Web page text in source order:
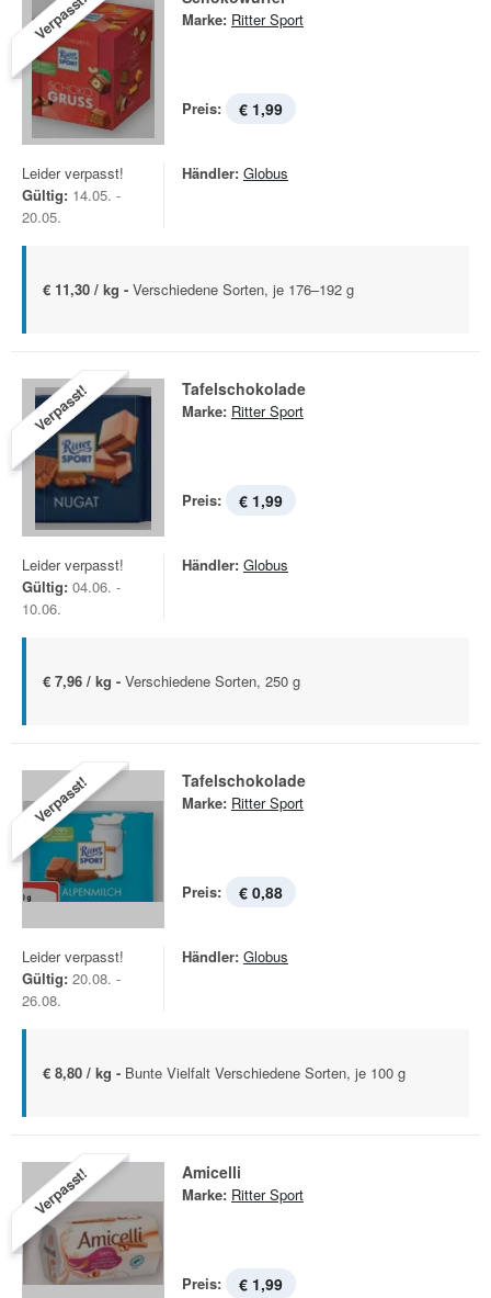
Verpasst! Marke: Ritter Sport
Preis: € 1,99
Leider verpasst!
Gültig: 14.05. -
20.05.
Händler: Globus
€ 11,30 / kg - Verschiedene Sorten, je 176–192 g
Verpasst! Tafelschokolade
Marke: Ritter Sport
Preis: € 1,99
Leider verpasst!
Gültig: 04.06. -
10.06.
Händler: Globus
€ 7,96 / kg - Verschiedene Sorten, 250 g
Verpasst! Tafelschokolade
Marke: Ritter Sport
Preis: € 0,88
Leider verpasst!
Gültig: 20.08. -
26.08.
Händler: Globus
€ 8,80 / kg - Bunte Vielfalt Verschiedene Sorten, je 100 g
Verpasst! Amicelli
Marke: Ritter Sport
Preis: € 1,99